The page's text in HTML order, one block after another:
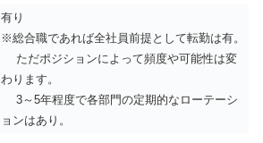
有り
※総合職であれば全社員前提として転勤は有。
ただポジションによって頻度や可能性は変
わります。
3～5年程度で各部門の定期的なローテーシ
ョンはあり。